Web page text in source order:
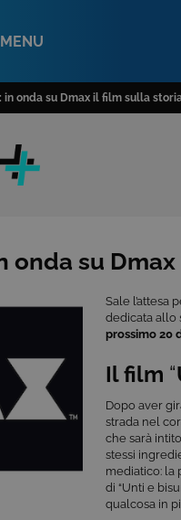
MENU
in onda su Dmax il film sulla
onda su
Sale l’attesa
dedicata allo
prossimo 20
Il film “
Dopo aver
strada nel
che sarà
stessi
mediatico: la
di “Unti e
qualcosa in